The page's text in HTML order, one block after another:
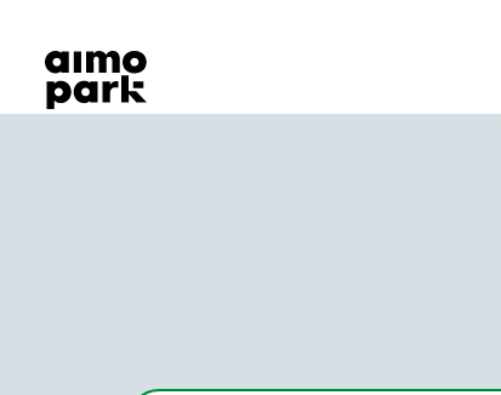
Hitta parkering
Samarbete
Kundservice